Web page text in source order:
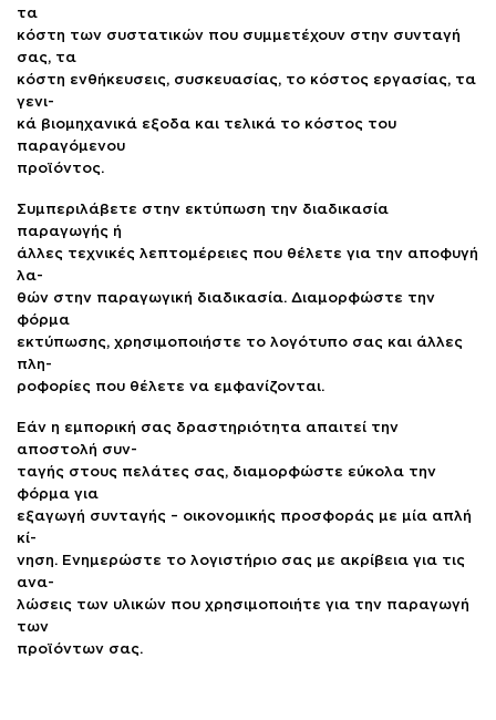
τα
κόστη των συστατικών που συμμετέχουν στην συνταγή
σας, τα
κόστη ενθήκευσεις, συσκευασίας, το κόστος εργασίας, τα
γενι-
κά βιομηχανικά εξοδα και τελικά το κόστος του
παραγόμενου
προϊόντος.
Συμπεριλάβετε στην εκτύπωση την διαδικασία
παραγωγής ή
άλλες τεχνικές λεπτομέρειες που θέλετε για την αποφυγή
λα-
θών στην παραγωγική διαδικασία. Διαμορφώστε την
φόρμα
εκτύπωσης, χρησιμοποιήστε το λογότυπο σας και άλλες
πλη-
ροφορίες που θέλετε να εμφανίζονται.
Εάν η εμπορική σας δραστηριότητα απαιτεί την
αποστολή συν-
ταγής στους πελάτες σας, διαμορφώστε εύκολα την
φόρμα για
εξαγωγή συνταγής – οικονομικής προσφοράς με μία απλή
κί-
νηση. Ενημερώστε το λογιστήριο σας με ακρίβεια για τις
ανα-
λώσεις των υλικών που χρησιμοποιήτε για την παραγωγή
των
προϊόντων σας.